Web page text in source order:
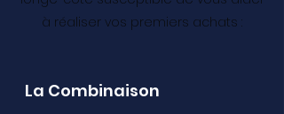
à réaliser vos premiers achats :
La Combinaison